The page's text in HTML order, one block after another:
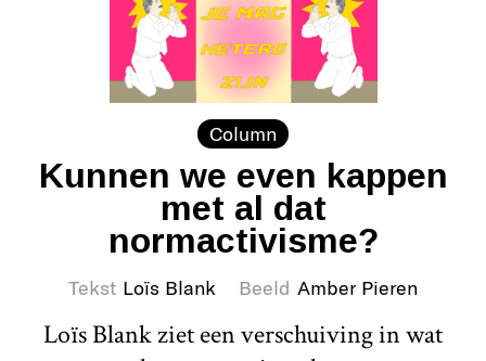
Column
Kunnen we even kappen
met al dat
normactivisme?
Tekst Loïs Blank Beeld Amber Pieren
Loïs Blank ziet een verschuiving in wat